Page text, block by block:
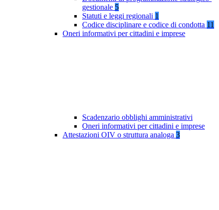
gestionale 5
Statuti e leggi regionali 1
Codice disciplinare e codice di condotta 11
Oneri informativi per cittadini e imprese
Scadenzario obblighi amministrativi
Oneri informativi per cittadini e imprese
Attestazioni OIV o struttura analoga 3